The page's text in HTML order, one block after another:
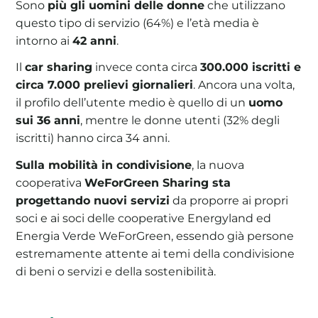
Sono più gli uomini delle donne che utilizzano
questo tipo di servizio (64%) e l’età media è
intorno ai42 anni.
Ilcar sharing invece conta circa300.000 iscritti e
circa 7.000 prelievi giornalieri. Ancora una volta,
il profilo dell’utente medio è quello di un uomo
sui 36 anni, mentre le donne utenti (32% degli
iscritti) hanno circa 34 anni.
Sulla mobilità in condivisione, la nuova
cooperativaWeForGreen Sharing sta
progettando nuovi servizi da proporre ai propri
soci e ai soci delle cooperative Energyland ed
Energia Verde WeForGreen, essendo già persone
estremamente attente ai temi della condivisione
di beni o servizi e della sostenibilità.